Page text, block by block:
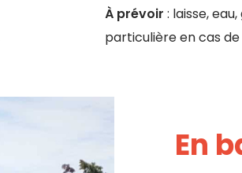
À prévoir : laisse,
particulière en cas
En